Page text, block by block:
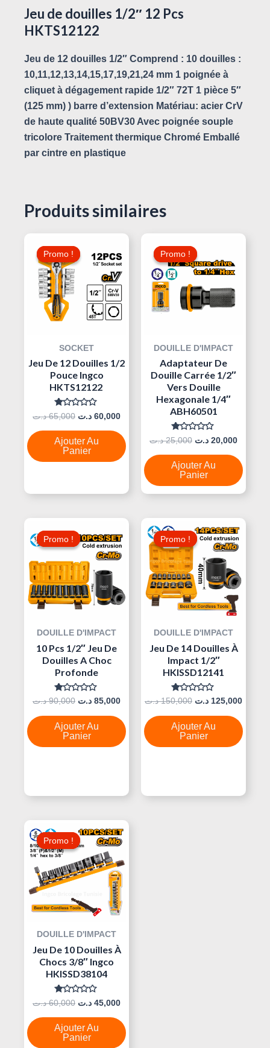
Jeu de douilles 1/2″ 12 Pcs
HKTS12122
Jeu de 12 douilles 1/2″ Comprend : 10 douilles :
10,11,12,13,14,15,17,19,21,24 mm 1 poignée à
cliquet à dégagement rapide 1/2″ 72T 1 pièce 5″
(125 mm) ) barre d’extension Matériau: acier CrV
de haute qualité 50BV30 Avec poignée souple
tricolore Traitement thermique Chromé Emballé
par cintre en plastique
Produits similaires
Promo !
Promo !
SOCKET
Jeu De 12 Douilles 1/2
Pouce Ingco
HKTS12122
Note
Sur
5
65,000 د.ت
Prix
Initial
60,000 د.ت
Le
Actuel
Est :
60,000 د.ت.
Ajouter Au
Panier
Promo !
Promo !
DOUILLE D'IMPACT
Adaptateur De
Douille Carrée 1/2″
Vers Douille
Hexagonale 1/4″
ABH60501
Note
Sur
5
25,000 د.ت
Prix
Initial
Était :
20,000 د.ت
Le
Ajouter Au
Panier
Promo !
Promo !
DOUILLE D'IMPACT
10 Pcs 1/2″ Jeu De
Douilles A Choc
Profonde
Note
Sur
5
90,000 د.ت
Prix
Initial
Était :
85,000 د.ت
Le
Prix
Actuel
Est :
85,000 د.ت.
Ajouter Au
Panier
Promo !
Promo !
DOUILLE D'IMPACT
Jeu De 14 Douilles À
Impact 1/2″
HKISSD12141
Note
Sur
5
150,000 د.ت
Prix
Initial
Était :
125,000 د.ت
Le
Ajouter Au
Panier
Promo !
Promo !
DOUILLE D'IMPACT
Jeu De 10 Douilles À
Chocs 3/8″ Ingco
HKISSD38104
Note
0
Sur
5
60,000 د.ت
Prix
Initial
Était :
60,000 د.ت.
45,000 د.ت
Le
Prix
Actuel
Ajouter Au
Panier